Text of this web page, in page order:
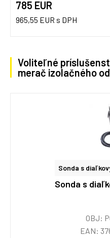
785 EUR
965,55 EUR s DPH
Voliteľné
merač izolačného
Sonda s
Sonda s
OBJ:
EAN: